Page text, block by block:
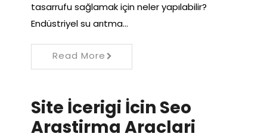
tasarrufu sağlamak için neler yapılabilir?
Endüstriyel su arıtma…
Read More
Site İcerigi İcin Seo
Arastirma Araclari